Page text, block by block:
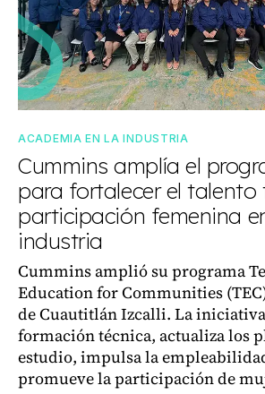
ACADEMIA EN LA INDUSTRIA
Cummins amplía el
para fortalecer el talento
participación femenina
industria
Cummins amplió su programa
Education for Communities
de Cuautitlán Izcalli. La
formación técnica, actualiza los
estudio, impulsa la
promueve la participación de